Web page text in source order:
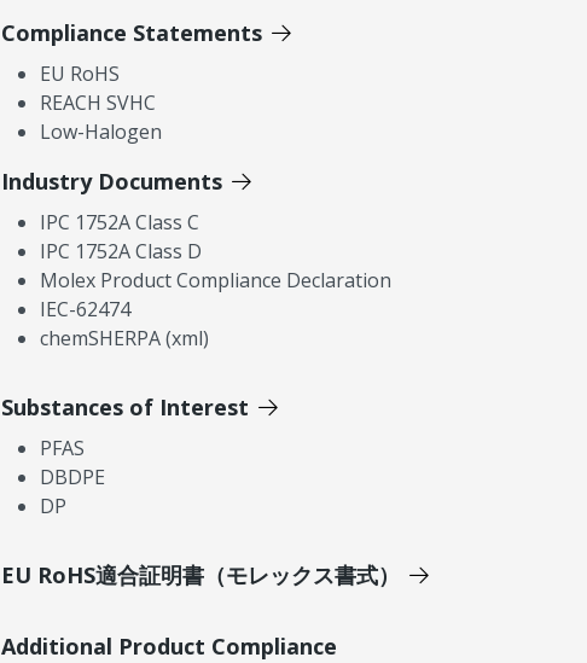
Compliance Statements
EU RoHS
REACH SVHC
Low-Halogen
Industry Documents
IPC 1752A Class C
IPC 1752A Class D
Molex Product Compliance Declaration
IEC-62474
chemSHERPA (xml)
Substances of Interest
PFAS
DBDPE
DP
EU RoHS適合証明書（モレックス書式）
Additional Product Compliance